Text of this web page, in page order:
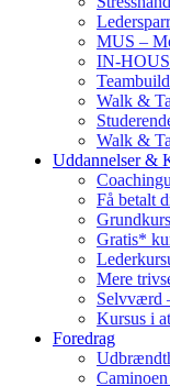
MUS –
IN-
Walk &
Walk &
Uddannelser &
Få betalt
Gratis*
Mere
Selvværd
Kursus i
Foredrag